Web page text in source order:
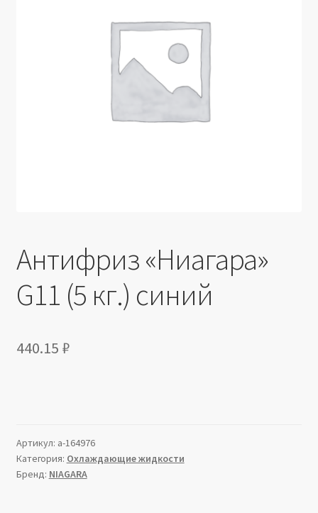
Юридические данные
Антифриз «Ниагара»
G11 (5 кг.) синий
440.15 ₽
Артикул: a-164976
Категория: Охлаждающие жидкости
Бренд: NIAGARA